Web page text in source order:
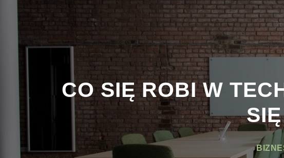
CO SIĘ ROBI W
BIZNES